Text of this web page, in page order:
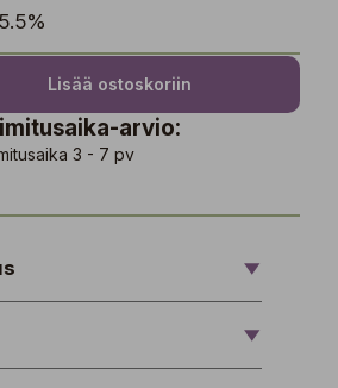
Lisää ostoskoriin
arvio:
3 - 7 pv